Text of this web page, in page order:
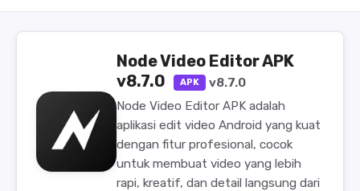
Node Video Editor APK
v8.7.0
APK
v8.7.0
Node Video Editor APK adalah
aplikasi edit video Android yang kuat
dengan fitur profesional, cocok
untuk membuat video yang lebih
rapi, kreatif, dan detail langsung dari